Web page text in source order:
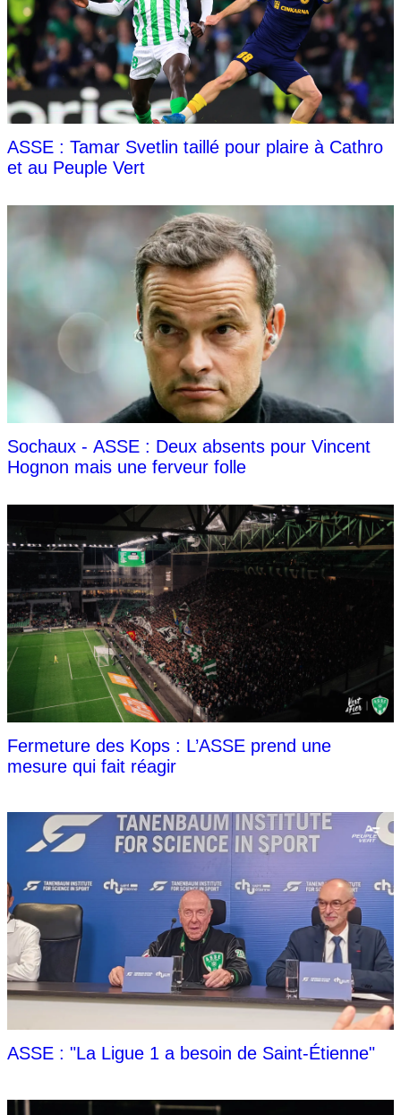
ASSE : Tamar Svetlin taillé pour plaire à Cathro
et au Peuple Vert
Sochaux - ASSE : Deux absents pour Vincent
Hognon mais une ferveur folle
Fermeture des Kops : L’ASSE prend une
mesure qui fait réagir
ASSE : "La Ligue 1 a besoin de Saint-Étienne"